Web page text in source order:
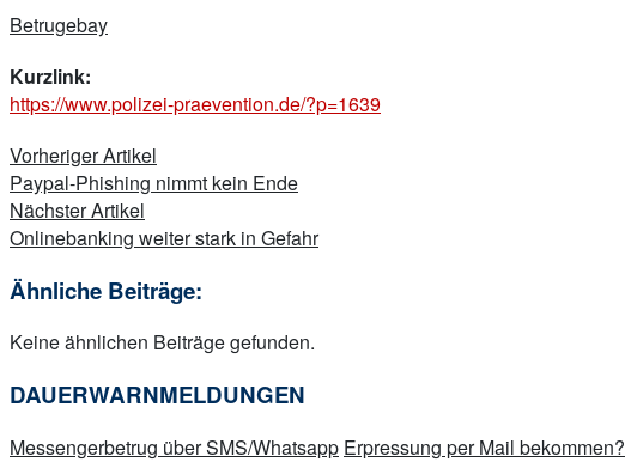
Betrugebay
Kurzlink:
https://www.polizei-praevention.de/?p=1639
Beitragsnavigation
Vorheriger Artikel
Paypal-Phishing nimmt kein Ende
Nächster Artikel
Onlinebanking weiter stark in Gefahr
Ähnliche Beiträge:
Keine ähnlichen Beiträge gefunden.
DAUERWARNMELDUNGEN
Messengerbetrug über SMS/Whatsapp Erpressung per Mail bekommen?